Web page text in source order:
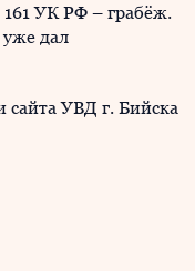
161 УК РФ – грабёж.
дал
УВД г. Бийска